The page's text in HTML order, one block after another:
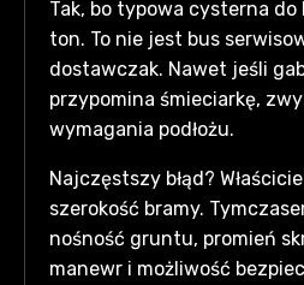
Tak, bo typowa cysterna do
ton. To nie jest bus
dostawczak. Nawet jeśli
przypomina śmieciarkę,
wymagania podłożu.
Najczęstszy błąd?
szerokość bramy.
nośność gruntu, promień
manewr i możliwość